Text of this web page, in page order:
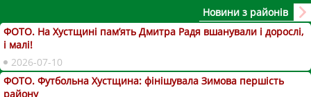
Новини з районів
ФОТО. На Хустщині пам’ять Дмитра Радя вшанували і дорослі,
і малі!
2026-07-10
ФОТО. Футбольна Хустщина: фінішувала Зимова першість
району